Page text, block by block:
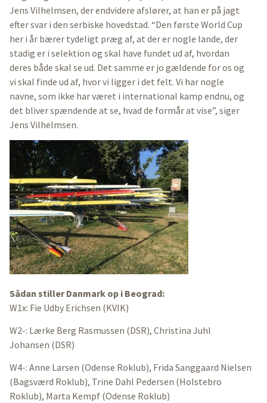
Jens Vilhelmsen, der endvidere afslører, at han er på jagt
efter svar i den serbiske hovedstad. “Den første World Cup
her i år bærer tydeligt præg af, at der er nogle lande, der
stadig er i selektion og skal have fundet ud af, hvordan
deres både skal se ud. Det samme er jo gældende for os og
vi skal finde ud af, hvor vi ligger i det felt. Vi har nogle
navne, som ikke har været i international kamp endnu, og
det bliver spændende at se, hvad de formår at vise”, siger
Jens Vilhelmsen.
Sådan stiller Danmark op i Beograd:
W1x: Fie Udby Erichsen (KVIK)
W2-: Lærke Berg Rasmussen (DSR), Christina Juhl
Johansen (DSR)
W4-: Anne Larsen (Odense Roklub), Frida Sanggaard Nielsen
(Bagsværd Roklub), Trine Dahl Pedersen (Holstebro
Roklub), Marta Kempf (Odense Roklub)